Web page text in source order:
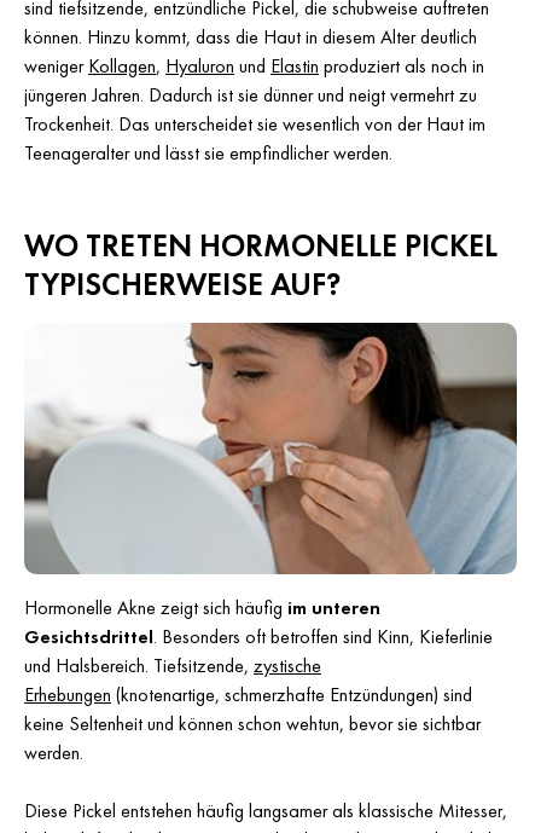
sind tiefsitzende, entzündliche Pickel, die schubweise auftreten
können. Hinzu kommt, dass die Haut in diesem Alter deutlich
wenigerKollagen, Hyaluron und Elastin produziert als noch in
jüngeren Jahren. Dadurch ist sie dünner und neigt vermehrt zu
Trockenheit. Das unterscheidet sie wesentlich von der Haut im
Teenageralter und lässt sie empfindlicher werden.
WO TRETEN HORMONELLE PICKEL
TYPISCHERWEISE AUF?
Hormonelle Akne zeigt sich häufig im unteren
Gesichtsdrittel. Besonders oft betroffen sind Kinn, Kieferlinie
und Halsbereich. Tiefsitzende, zystische
Erhebungen (knotenartige, schmerzhafte Entzündungen) sind
keine Seltenheit und können schon wehtun, bevor sie sichtbar
werden.
Diese Pickel entstehen häufig langsamer als klassische Mitesser,